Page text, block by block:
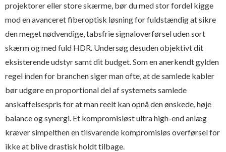
projektorer eller store skærme, bør du med stor fordel kigge
mod en avanceret fiberoptisk løsning for fuldstændig at sikre
den meget nødvendige, tabsfrie signaloverførsel uden sort
skærm og med fuld HDR. Undersøg desuden objektivt dit
eksisterende udstyr samt dit budget. Som en anerkendt gylden
regel inden for branchen siger man ofte, at de samlede kabler
bør udgøre en proportional del af systemets samlede
anskaffelsespris for at man reelt kan opnå den ønskede, høje
balance og synergi. Et kompromisløst ultra high-end anlæg
kræver simpelthen en tilsvarende kompromisløs overførsel for
ikke at blive drastisk holdt tilbage.